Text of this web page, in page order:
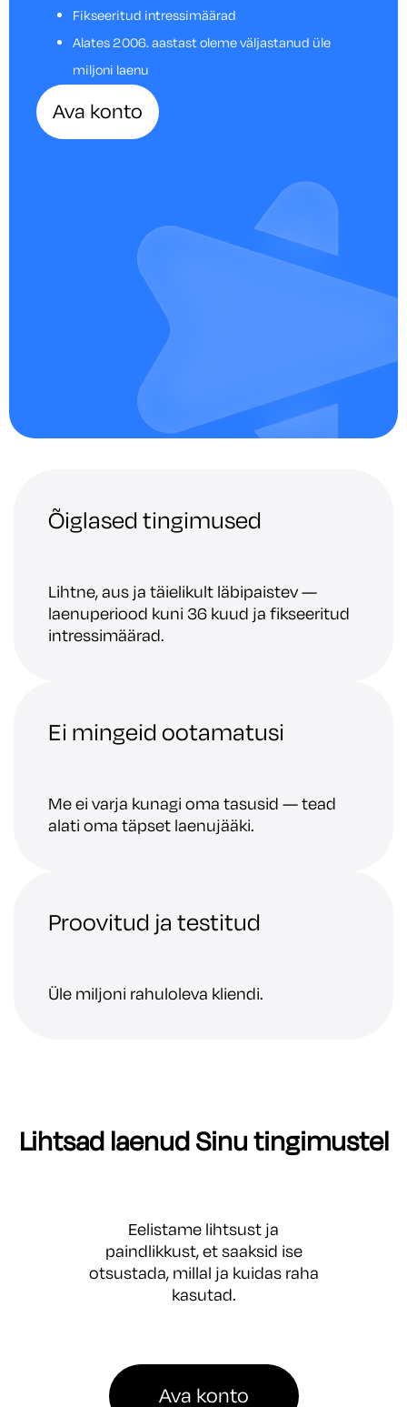
Fikseeritud intressimäärad
Alates 2006. aastast oleme väljastanud üle
miljoni laenu
Ava konto
Õiglased tingimused
Lihtne, aus ja täielikult läbipaistev —
laenuperiood kuni 36 kuud ja fikseeritud
intressimäärad.
Ei mingeid ootamatusi
Me ei varja kunagi oma tasusid — tead
alati oma täpset laenujääki.
Proovitud ja testitud
Üle miljoni rahuloleva kliendi.
Lihtsad laenud Sinu tingimustel
Eelistame lihtsust ja
paindlikkust, et saaksid ise
otsustada, millal ja kuidas raha
kasutad.
Ava konto